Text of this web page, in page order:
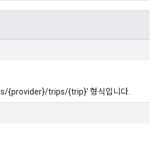
{provider}/trips/{trip}' 형식입니다.